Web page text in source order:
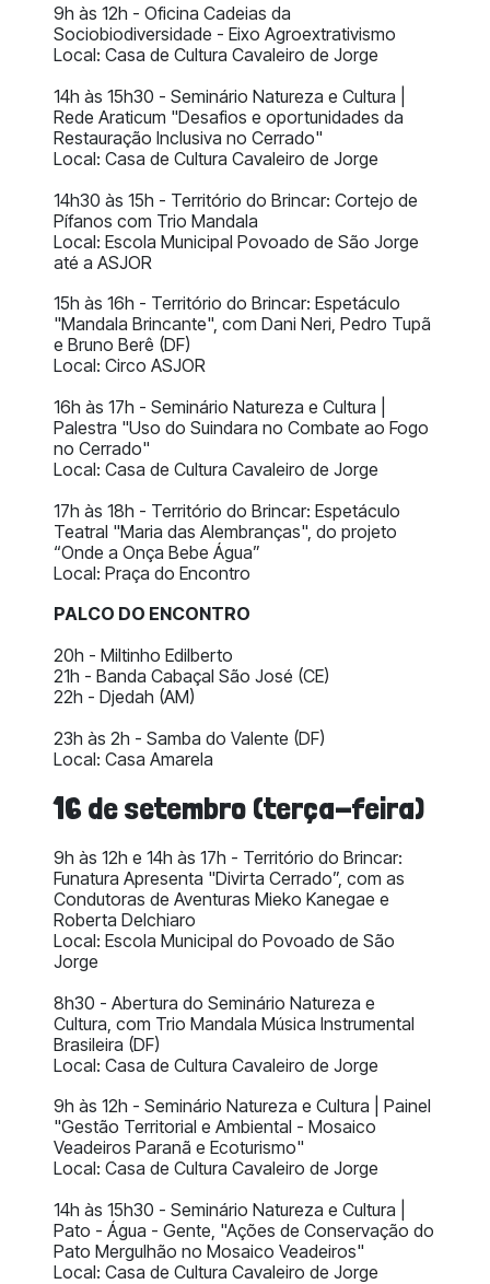
9h às 12h - Oficina Cadeias da
Sociobiodiversidade - Eixo Agroextrativismo
Local: Casa de Cultura Cavaleiro de Jorge
14h às 15h30 - Seminário Natureza e Cultura |
Rede Araticum "Desafios e oportunidades da
Restauração Inclusiva no Cerrado"
Local: Casa de Cultura Cavaleiro de Jorge
14h30 às 15h - Território do Brincar: Cortejo de
Pífanos com Trio Mandala
Local: Escola Municipal Povoado de São Jorge
até a ASJOR
15h às 16h - Território do Brincar: Espetáculo
"Mandala Brincante", com Dani Neri, Pedro Tupã
e Bruno Berê (DF)
Local: Circo ASJOR
16h às 17h - Seminário Natureza e Cultura |
Palestra "Uso do Suindara no Combate ao Fogo
no Cerrado"
Local: Casa de Cultura Cavaleiro de Jorge
17h às 18h - Território do Brincar: Espetáculo
Teatral "Maria das Alembranças", do projeto
“Onde a Onça Bebe Água”
Local: Praça do Encontro
PALCO DO ENCONTRO
20h - Miltinho Edilberto
21h - Banda Cabaçal São José (CE)
22h - Djedah (AM)
23h às 2h - Samba do Valente (DF)
Local: Casa Amarela
16 de setembro (terça-feira)
9h às 12h e 14h às 17h - Território do Brincar:
Funatura Apresenta "Divirta Cerrado”, com as
Condutoras de Aventuras Mieko Kanegae e
Roberta Delchiaro
Local: Escola Municipal do Povoado de São
Jorge
8h30 - Abertura do Seminário Natureza e
Cultura, com Trio Mandala Música Instrumental
Brasileira (DF)
Local: Casa de Cultura Cavaleiro de Jorge
9h às 12h - Seminário Natureza e Cultura | Painel
"Gestão Territorial e Ambiental - Mosaico
Veadeiros Paranã e Ecoturismo"
Local: Casa de Cultura Cavaleiro de Jorge
14h às 15h30 - Seminário Natureza e Cultura |
Pato - Água - Gente, "Ações de Conservação do
Pato Mergulhão no Mosaico Veadeiros"
Local: Casa de Cultura Cavaleiro de Jorge